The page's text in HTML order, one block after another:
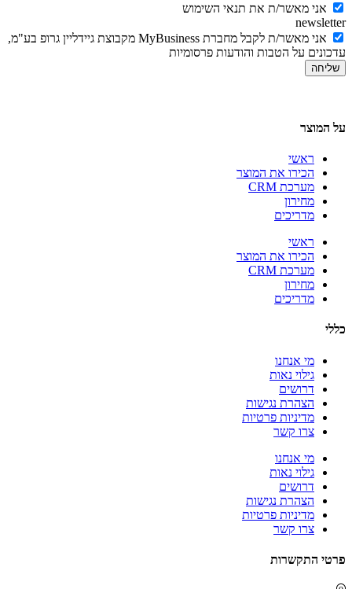
אני מאשר/ת את תנאי השימוש
newsletter
אני מאשר/ת לקבל מחברת MyBusiness מקבוצת גיידליין גרופ בע"מ,
עדכונים על הטבות והודעות פרסומיות
שליחה
על המוצר
ראשי
הכירו את המוצר
מערכת CRM
מחירון
מדריכים
ראשי
הכירו את המוצר
מערכת CRM
מחירון
מדריכים
כללי
מי אנחנו
גילוי נאות
דרושים
הצהרת נגישות
מדיניות פרטיות
צרו קשר
מי אנחנו
גילוי נאות
דרושים
הצהרת נגישות
מדיניות פרטיות
צרו קשר
פרטי התקשרות